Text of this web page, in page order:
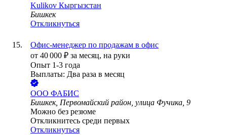
Kulikov Кыргызстан
Бишкек
Откликнуться
Офис-менеджер по продажам в офис
от 40 000 ₽ за месяц, на руки
Опыт 1-3 года
Выплаты: Два раза в месяц
ООО ФАБИС
Бишкек, Первомайский район, улица Фучика, 9
Можно без резюме
Откликнитесь среди первых
Откликнуться